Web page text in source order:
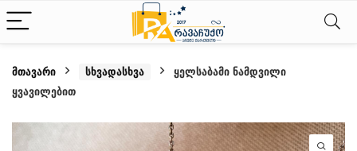
მთავარი სხვადასხვა
ყელსაბამი ნამდვილი
ყვავილებით